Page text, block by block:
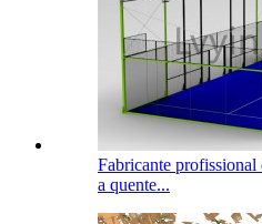
Fabricante profissional
a quente...